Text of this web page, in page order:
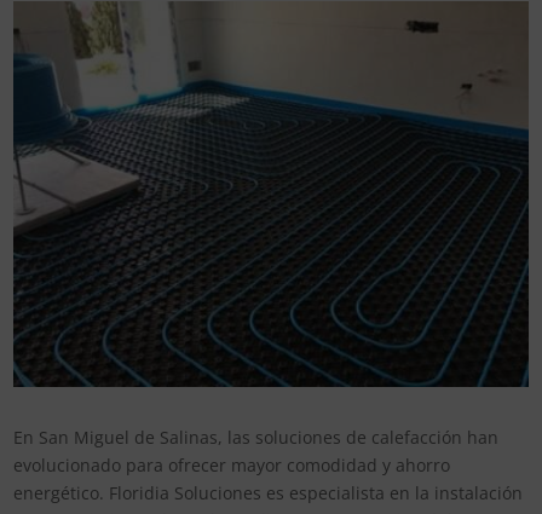
En San Miguel de Salinas, las soluciones de calefacción han
evolucionado para ofrecer mayor comodidad y ahorro
energético. Floridia Soluciones es especialista en la instalación